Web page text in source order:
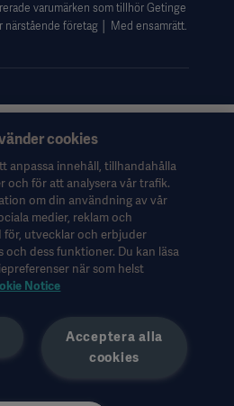
varumärken som tillhör Getinge
företag │ Med ensamrätt.
uteslutande till hälso- och
professionella yrkesgrupper och
Informationen är inte
inte användas som ersättning för
eller medicinsk rådgivning.
åtgärder eller försummelser
detta material. Detta sker uteslutet på
eller produkter som nämns
helt eller delvis, utan skriftligt
för en internationell publik utanför
cookies
anpassa innehåll, tillhandahålla
och för att analysera vår trafik.
om din användning av vår
medier, reklam och
för, utvecklar och erbjuder
dess funktioner. Du kan läsa
när som helst
Notice
Acceptera alla
cookies